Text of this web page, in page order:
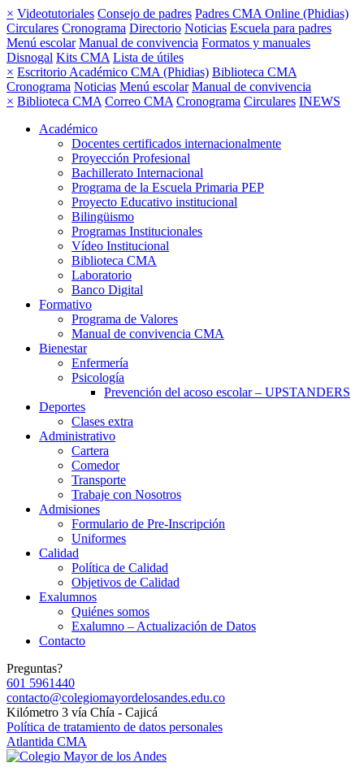
× Videotutoriales Consejo de padres Padres CMA Online (Phidias)
Circulares Cronograma Directorio Noticias Escuela para padres
Menú escolar Manual de convivencia Formatos y manuales
Disnogal Kits CMA Lista de útiles
× Escritorio Académico CMA (Phidias) Biblioteca CMA
Cronograma Noticias Menú escolar Manual de convivencia
× Biblioteca CMA Correo CMA Cronograma Circulares INEWS
Académico
Docentes certificados internacionalmente
Proyección Profesional
Bachillerato Internacional
Programa de la Escuela Primaria PEP
Proyecto Educativo institucional
Bilingüismo
Programas Institucionales
Vídeo Institucional
Biblioteca CMA
Laboratorio
Banco Digital
Formativo
Programa de Valores
Manual de convivencia CMA
Bienestar
Enfermería
Psicología
Prevención del acoso escolar – UPSTANDERS
Deportes
Clases extra
Administrativo
Cartera
Comedor
Transporte
Trabaje con Nosotros
Admisiones
Formulario de Pre-Inscripción
Uniformes
Calidad
Política de Calidad
Objetivos de Calidad
Exalumnos
Quiénes somos
Exalumno – Actualización de Datos
Contacto
Preguntas?
601 5961440
contacto@colegiomayordelosandes.edu.co
Kilómetro 3 vía Chía - Cajicá
Política de tratamiento de datos personales
Atlantida CMA